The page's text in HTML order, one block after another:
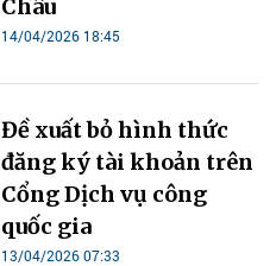
Châu
14/04/2026 18:45
Đề xuất bỏ hình thức
đăng ký tài khoản trên
Cổng Dịch vụ công
quốc gia
13/04/2026 07:33